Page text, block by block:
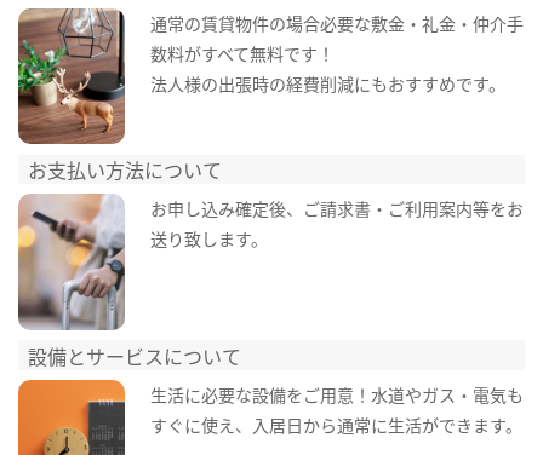
通常の賃貸物件の場合必要な敷金・礼金・仲介手
数料がすべて無料です！
法人様の出張時の経費削減にもおすすめです。
お支払い方法について
お申し込み確定後、ご請求書・ご利用案内等をお
送り致します。
設備とサービスについて
生活に必要な設備をご用意！水道やガス・電気も
すぐに使え、入居日から通常に生活ができます。